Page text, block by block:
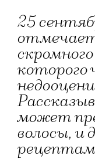
25
которого
может
волосы, и